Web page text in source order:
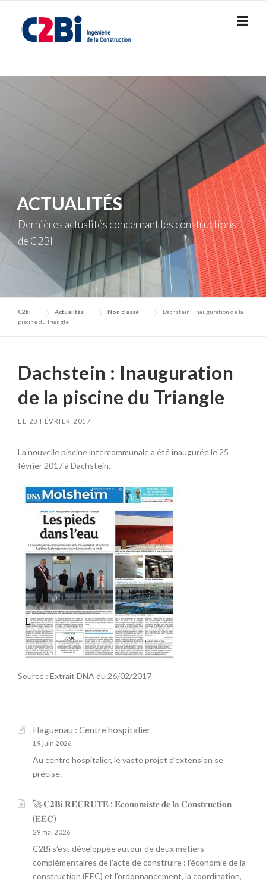
content
ACTUALITÉS
Dernières actualités concernant les constructions
de C2BI
C2bi Actualités Non classé
Dachstein : Inauguration de la
piscine du Triangle
Dachstein : Inauguration
de la piscine du Triangle
LE 28 FÉVRIER 2017
La nouvelle piscine intercommunale a été inaugurée le 25
février 2017 à Dachstein.
Source : Extrait DNA du 26/02/2017
Haguenau : Centre hospitalier
19 juin 2026
Au centre hospitalier, le vaste projet d’extension se
précise.
🚀 𝐂𝟐𝐁𝐢 𝐑𝐄𝐂𝐑𝐔𝐓𝐄 : 𝐄𝐜𝐨𝐧𝐨𝐦𝐢𝐬𝐭𝐞 𝐝𝐞 𝐥𝐚 𝐂𝐨𝐧𝐬𝐭𝐫𝐮𝐜𝐭𝐢𝐨𝐧
(𝐄𝐄𝐂)
29 mai 2026
C2Bi s’est développée autour de deux métiers
complémentaires de l’acte de construire : l’économie de la
construction (EEC) et l’ordonnancement, la coordination,